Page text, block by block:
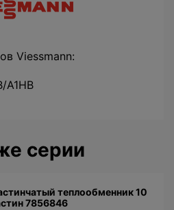
Viessmann:
A1HB
серии
теплообменник 10
7856846